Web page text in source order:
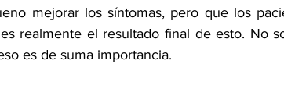
mejorar los síntomas, pero que los
realmente el resultado final de esto. No
es de suma importancia.